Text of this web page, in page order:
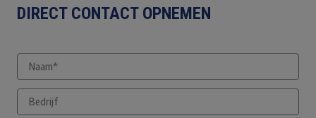
DIRECT CONTACT OPNEMEN